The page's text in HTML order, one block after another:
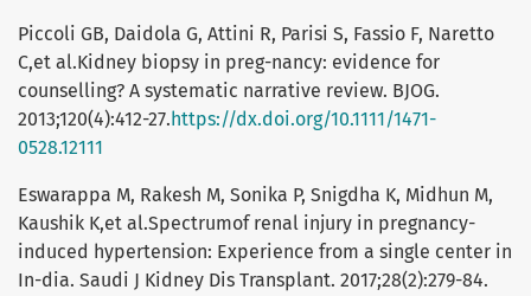
Piccoli GB, Daidola G, Attini R, Parisi S, Fassio F, Naretto
C,et al.Kidney biopsy in preg-nancy: evidence for
counselling? A systematic narrative review. BJOG.
2013;120(4):412-27. https://dx.doi.org/10.1111/1471-
0528.12111
Eswarappa M, Rakesh M, Sonika P, Snigdha K, Midhun M,
Kaushik K,et al.Spectrumof renal injury in pregnancy-
induced hypertension: Experience from a single center in
In-dia. Saudi J Kidney Dis Transplant. 2017;28(2):279-84.